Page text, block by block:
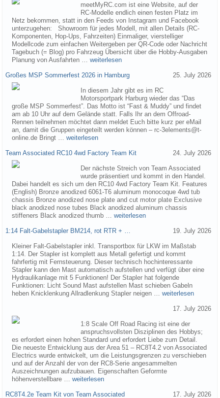
meetMyRC.com ist eine Website, auf der
RC-Modelle endlich einen festen Platz im
Netz bekommen, statt in den Feeds von Instagram und Facebook
unterzugehen: Showroom für jedes Modell, mit allen Details (RC-
Komponenten, Hop-Ups, Fahrzeiten) Einmaliger, vierstelliger
Modellcode zum einfachen Weitergeben per QR-Code oder Nachricht
Tagebuch (= Blog) pro Fahrzeug Übersicht über die Hobby-Ausgaben
Planung von Ausfahrten … weiterlesen
Großes MSP Sommerfest 2026 in Hamburg 25. July 2026
In diesem Jahr gibt es im RC
Motorsportpark Harburg wieder das “Das
große MSP Sommerfest”. Das Motto ist “Fast & Muddy” und findet
am ab 10 Uhr auf dem Gelände statt. Falls Ihr an dem Offroad-
Rennen teilnehmen möchtet dann meldet Euch bitte kurz per eMail
an, damit die Gruppen eingeteilt werden können – rc-3elements@t-
online.de Bringt … weiterlesen
Team Associated RC10 4wd Factory Team Kit 24. July 2026
Der nächste Streich von Team Associated
wurde präsentiert und kommt in den Handel.
Dabei handelt es sich um den RC10 4wd Factory Team Kit. Features
(English) Bronze anodized 6061-T6 aluminum monocoque 4wd tub
chassis Bronze anodized nose plate and cut motor plate Exclusive
black anodized nose tubes Black anodized aluminum chassis
stiffeners Black anodized thumb … weiterlesen
1:14 Falt-Gabelstapler BM214, rot RTR + … 19. July 2026
Kleiner Falt-Gabelstapler inkl. Transportbox für LKW im Maßstab
1:14. Der Stapler ist komplett aus Metall gefertigt und kommt
fahrfertig mit Fernsteuerung. Dieser technisch hochinteressante
Stapler kann den Mast automatisch aufstellen und verfügt über eine
Hydraulikanlage mit 5 Funktionen! Der Stapler hat folgende
Funktionen: Licht Sound Mast aufstellen Mast schieben Gabeln
heben Knicklenkung Allradlenkung Stapler neigen … weiterlesen
17. July 2026
1:8 Scale Off Road Racing ist eine der
anspruchsvollsten Disziplinen des Hobbys;
es erfordert einen hohen Standard und erfordert Liebe zum Detail.
Die neueste Entwicklung aus der Area 51 – RC8T4.2 von Associated
Electrics wurde entwickelt, um die Leistungsgrenzen zu verschieben
und auf der Anzahl der von der RC8-Serie angesammelten
Auszeichnungen aufzubauen. Eigenschaften Geformte
höhenverstellbare … weiterlesen
RC8T4.2e Team Kit von Team Associated 17. July 2026